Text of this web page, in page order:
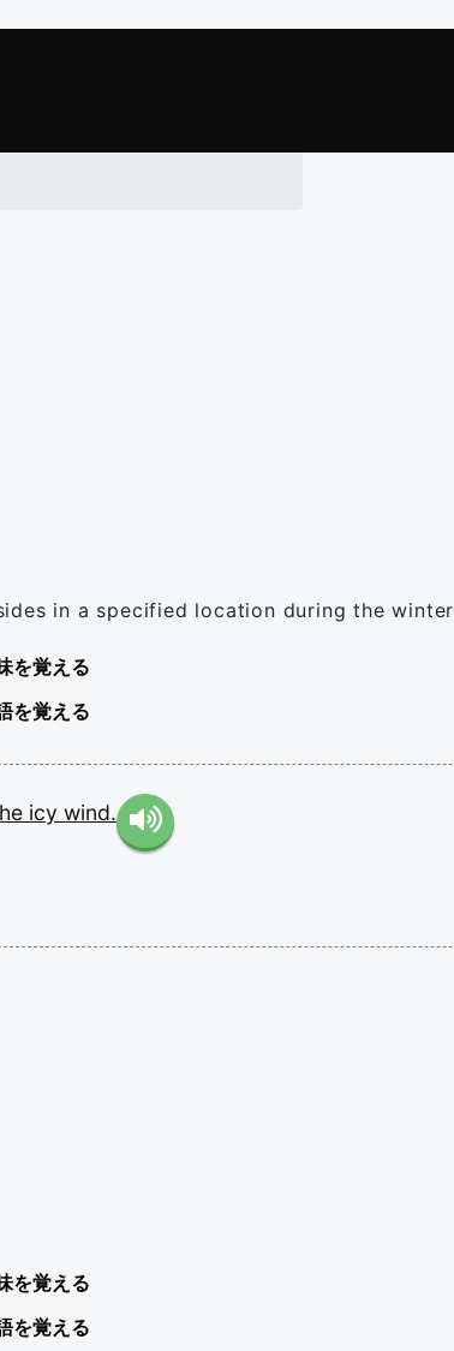
in a specified location during the winter
を覚える
を覚える
icy wind.
を覚える
を覚える